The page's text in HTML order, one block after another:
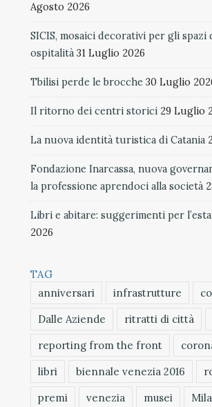
Agosto 2026
SICIS, mosaici decorativi per gli spazi
ospitalità 31 Luglio 2026
Tbilisi perde le brocche 30 Luglio
Il ritorno dei centri storici 29 Luglio
La nuova identità turistica di Catania
Fondazione Inarcassa, nuova
la professione aprendoci alla società
Libri e abitare: suggerimenti per
2026
TAG
anniversari
infrastrutture
Dalle Aziende
ritratti di città
reporting from the front
libri
biennale venezia 2016
premi
venezia musei